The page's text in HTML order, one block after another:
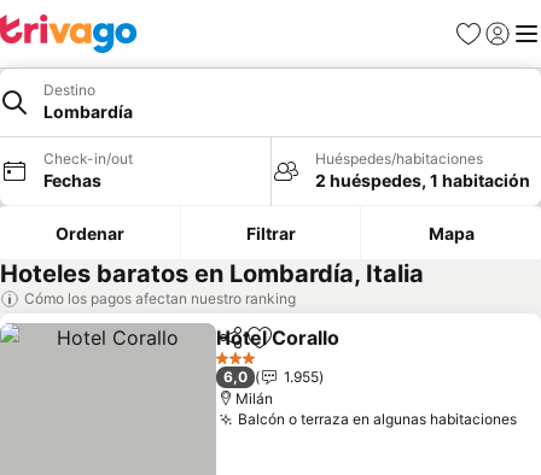
Favoritos
Iniciar
Destino
Lombardía
Check-in/out
Fechas
Huéspedes/habitaciones
2 huéspedes, 1 habitación
Ordenar Filtrar Mapa
Hoteles baratos en Lombardía, Italia
Cómo los pagos afectan nuestro ranking
CompartirAgregar a favoritos
Hotel Corallo
3 Estrellas
6,0
1.955
Milán
Balcón o terraza en algunas habitaciones